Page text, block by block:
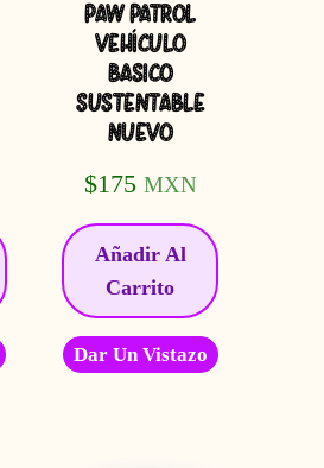
PAW PATROL
VEHÍCULO
BASICO
SUSTENTABLE
NUEVO
$175 MXN
Añadir Al
Carrito
Dar Un Vistazo